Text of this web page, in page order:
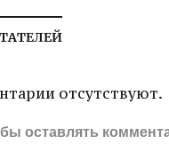
отсутствуют.
оставлять